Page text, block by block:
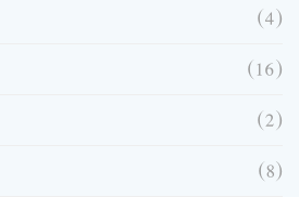
(4)
(16)
(2)
(8)